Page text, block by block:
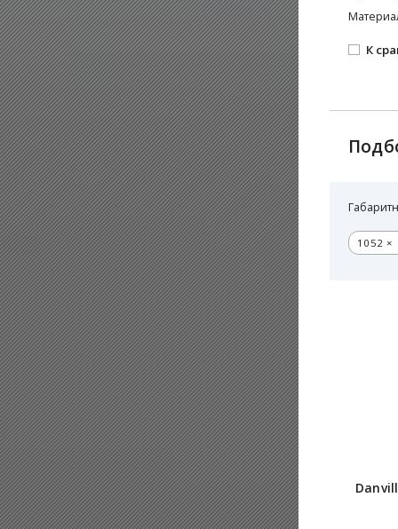
К
1052 ×